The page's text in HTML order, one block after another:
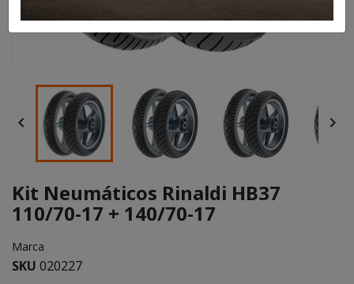
 
Kit Neumáticos Rinaldi HB37
110/70-17 + 140/70-17
Marca
SKU 020227